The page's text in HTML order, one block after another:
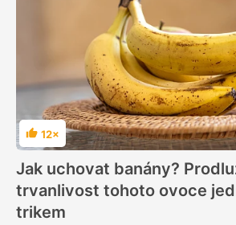
Hodnocení
12×
Jak uchovat banány?
trvanlivost tohoto ovoce
trikem